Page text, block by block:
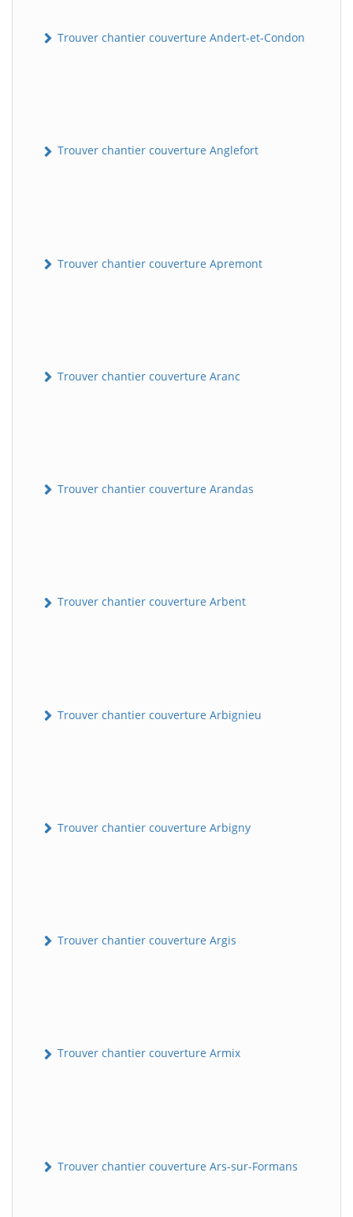
Trouver chantier couverture Andert-et-Condon
Trouver chantier couverture Anglefort
Trouver chantier couverture Apremont
Trouver chantier couverture Aranc
Trouver chantier couverture Arandas
Trouver chantier couverture Arbent
Trouver chantier couverture Arbignieu
Trouver chantier couverture Arbigny
Trouver chantier couverture Argis
Trouver chantier couverture Armix
Trouver chantier couverture Ars-sur-Formans